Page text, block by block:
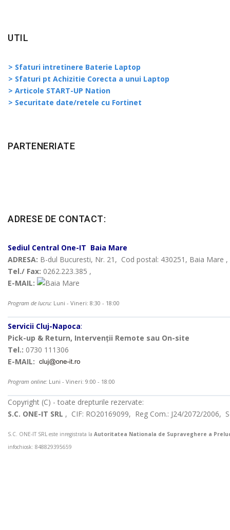
UTIL
> Sfaturi intretinere Baterie Laptop
> Sfaturi pt Achizitie Corecta a unui Laptop
> Articole START-UP Nation
> Securitate date/retele cu Fortinet
PARTENERIATE
ADRESE DE CONTACT:
Sediul Central One-IT Baia Mare
ADRESA: B-dul Bucuresti, Nr. 21, Cod postal: 430251, Baia Mare
Tel./ Fax: 0262.223.385 ,
E-MAIL:
Program de lucru: Luni - Vineri: 8:30 - 18:00
Servicii Cluj-Napoca:
Pick-up & Return, Intervenții Remote sau On-site
Tel.: 0730 111306
E-MAIL:
Program online: Luni - Vineri: 9:00 - 18:00
Copyright (C) - toate drepturile rezervate:
S.C. ONE-IT SRL , CIF: RO20169099, Reg Com.: J24/2072/2006,
S.C. ONE-IT SRL este inregistrata la Autoritatea Nationala de Supraveghere a
infochiosk: 848829395659